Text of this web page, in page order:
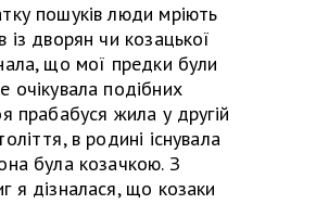
пошуків люди мріють
із дворян чи козацької
що мої предки були
очікувала подібних
прабабуся жила у другій
в родині існувала
була козачкою. З
я дізналася, що козаки